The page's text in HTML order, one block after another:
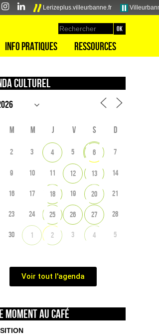
Lerizeplus.villeurbanne.fr
Info pratiques Ressources
culturel
M M J V S D
2 3 4 5 6 7
9 10 11 12 13 14
16 17 18 19 20 21
23 24 25 26 27 28
30 1 2 3 4 5
Voir tout l'agenda
moment au café